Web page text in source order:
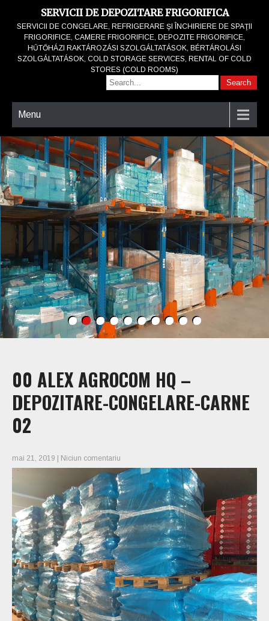
SERVICII DE DEPOZITARE FRIGORIFICA
SERVICII DE CONGELARE, REFRIGERARE ŞI ÎNCHIRIERE DE SPAŢII
FRIGORIFICE, CAMERE FRIGORIFICE, DEPOZITE FRIGORIFICE,
HŰTŐHÁZI RAKTÁROZÁSI SZOLGÁLTATÁSOK, BÉRTÁROLÁSI
SZOLGÁLTATÁSOK, COLD STORAGE SERVICES, RENTAL OF COLD
STORES (COLD ROOMS)
Menu
00 ALEX AGROCOM HQ –
DEPOZITARE-CONGELARE-CARNE
02
mai 21, 2019 Niciun comentariu